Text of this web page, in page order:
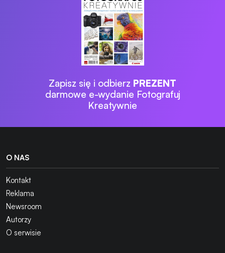
Zapisz się i odbierz PREZENT
darmowe e-wydanie Fotografuj
Kreatywnie
O NAS
Kontakt
Reklama
Newsroom
Autorzy
O serwisie